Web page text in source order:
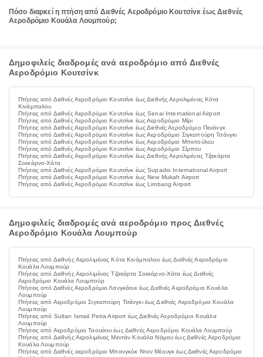
Πόσο διαρκεί η πτήση από Διεθνές Αεροδρόμιο Κουτσίνκ έως Διεθνές
Αεροδρόμιο Κουάλα Λουμπούρ;
Δημοφιλείς διαδρομές ανά αεροδρόμιο από Διεθνές
Αεροδρόμιο Κουτσίνκ
Πτήσεις από Διεθνές Αεροδρόμιο Κουτσίνκ έως Διεθνής Αερολιμένας Κότα
Κινάμπαλου
Πτήσεις από Διεθνές Αεροδρόμιο Κουτσίνκ έως Senai International Airport
Πτήσεις από Διεθνές Αεροδρόμιο Κουτσίνκ έως Αεροδρόμιο Μίρι
Πτήσεις από Διεθνές Αεροδρόμιο Κουτσίνκ έως Διεθνές Αεροδρόμιο Πενάνγκ
Πτήσεις από Διεθνές Αεροδρόμιο Κουτσίνκ έως Αεροδρόμιο Σιγκαπούρη Τσάνγκι
Πτήσεις από Διεθνές Αεροδρόμιο Κουτσίνκ έως Αεροδρόμιο Μπιντούλου
Πτήσεις από Διεθνές Αεροδρόμιο Κουτσίνκ έως Αεροδρόμιο Σίμπου
Πτήσεις από Διεθνές Αεροδρόμιο Κουτσίνκ έως Διεθνής Αερολιμένας Τζακάρτα
Σοεκάρνο-Χάτα
Πτήσεις από Διεθνές Αεροδρόμιο Κουτσίνκ έως Supadio International Airport
Πτήσεις από Διεθνές Αεροδρόμιο Κουτσίνκ έως New Mukah Airport
Πτήσεις από Διεθνές Αεροδρόμιο Κουτσίνκ έως Limbang Airport
Δημοφιλείς διαδρομές ανά αεροδρόμιο προς Διεθνές
Αεροδρόμιο Κουάλα Λουμπούρ
Πτήσεις από Διεθνής Αερολιμένας Κότα Κινάμπαλου έως Διεθνές Αεροδρόμιο
Κουάλα Λουμπούρ
Πτήσεις από Διεθνής Αερολιμένας Τζακάρτα Σοεκάρνο-Χάτα έως Διεθνές
Αεροδρόμιο Κουάλα Λουμπούρ
Πτήσεις από Διεθνές Αεροδρόμιο Λανγκάουι έως Διεθνές Αεροδρόμιο Κουάλα
Λουμπούρ
Πτήσεις από Αεροδρόμιο Σιγκαπούρη Τσάνγκι έως Διεθνές Αεροδρόμιο Κουάλα
Λουμπούρ
Πτήσεις από Sultan Ismail Petra Airport έως Διεθνές Αεροδρόμιο Κουάλα
Λουμπούρ
Πτήσεις από Αεροδρόμιο Ταουάου έως Διεθνές Αεροδρόμιο Κουάλα Λουμπούρ
Πτήσεις από Διεθνής Αερολιμένας Μεντάν Κουάλα Νάμου έως Διεθνές Αεροδρόμιο
Κουάλα Λουμπούρ
Πτήσεις από Διεθνές αεροδρόμιο Μπανγκόκ Ντον Μέουγκ έως Διεθνές Αεροδρόμιο